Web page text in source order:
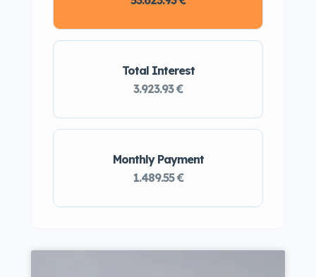
Monthly Payment
1.489.55 €
Total Interest
3.923.93 €